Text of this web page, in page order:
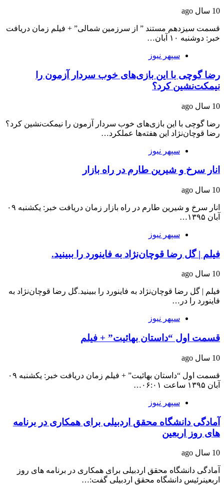
10 سال ago
قسمت سیزدهم مستند ” از سرزمین شمالی” + فیلم زمان دریافت
خبر: دوشنبه ۱۰ آبان…
سپهر نیوز
رضا گوچی با این بازی‌های خوب سردار آزمون را
نیمکت‌نشین کرد؟
10 سال ago
رضا گوچی با این بازی‌های خوب سردار آزمون را نیمکت‌نشین کرد؟
رضا قوچان‌نژاد این هفته‌ها عملکرد…
سپهر نیوز
انار سرخ و شیرین طارم در راه بازار
10 سال ago
انار سرخ و شیرین طارم در راه بازار زمان دریافت خبر: یکشنبه ۰۹
آبان ۱۳۹۵…
سپهر نیوز
فیلم | گل رضا قوچان‌نژاد به فاینورد را ببینید.
10 سال ago
فیلم | گل رضا قوچان‌نژاد به فاینورد را ببینید.گل رضا قوچان‌نژاد به
فاینورد را در…
سپهر نیوز
قسمت اول “داستان بهائیت” + فیلم
10 سال ago
قسمت اول “داستان بهائیت” + فیلم زمان دریافت خبر: یکشنبه ۰۹
آبان ۱۳۹۵ ساعت ۰۶:۰۱…
سپهر نیوز
آمادگی دانشگاه محقق اردبیلی برای همکاری در برنامه
های روز اربعین
10 سال ago
آمادگی دانشگاه محقق اردبیلی برای همکاری در برنامه های روز
اربعینرئیس دانشگاه محقق اردبیلی گفت:…